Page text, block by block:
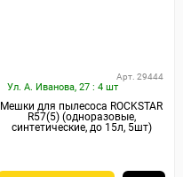
Ул. А. Иванова, 27 : 4 шт
Арт. 29444
Мешки для пылесоса ROCKSTAR
R57(5) (одноразовые,
синтетические, до 15л, 5шт)